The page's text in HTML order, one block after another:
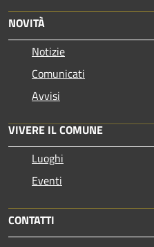
NOVITÀ
Notizie
Comunicati
Avvisi
VIVERE IL COMUNE
Luoghi
Eventi
CONTATTI